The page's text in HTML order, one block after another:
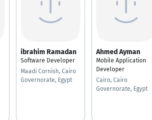
ibrahim Ramadan
Software Developer
Maadi Cornish, Cairo
Governorate, Egypt
Ahmed Ayman
Mobile Application
Developer
Cairo, Cairo
Governorate, Egypt